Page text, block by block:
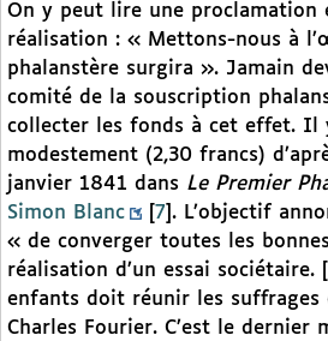
On y peut lire une proclamation
réalisation : « Mettons-nous à
phalanstère surgira ». Jamain
comité de la souscription
collecter les fonds à cet effet. Il
modestement (2,30 francs)
janvier 1841 dans Le Premier
Simon Blanc
7 . L’objectif
« de converger toutes les
réalisation d’un essai sociétaire.
enfants doit réunir les suffrages
Charles Fourier. C’est le